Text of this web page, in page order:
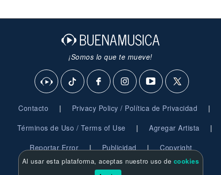
¡Somos lo que te mueve!
Contacto | Privacy Policy / Política de Privacidad |
Términos de Uso / Terms of Use | Agregar Artista |
Reportar Error | Publicidad | Copyright
© 2026 BuenaMusica.com - Derechos Reservados
Al usar esta plataforma, aceptas nuestro uso de cookies